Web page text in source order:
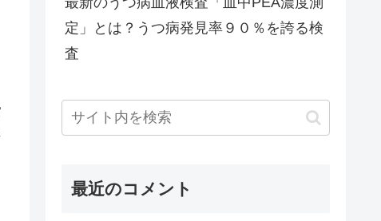
定」とは？うつ病発見率９０％を誇る検
査
最近のコメント